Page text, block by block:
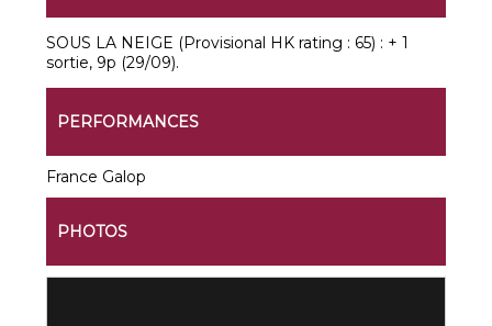
SOUS LA NEIGE (Provisional HK rating : 65) : + 1
sortie, 9p (29/09).
PERFORMANCES
France Galop
PHOTOS